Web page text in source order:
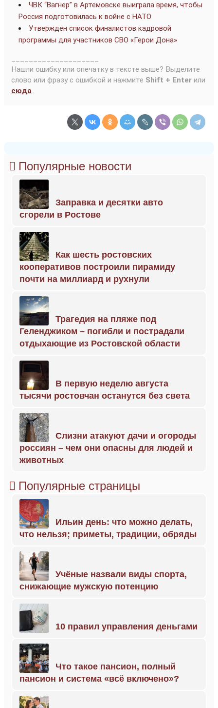
ЧВК “Вагнер” в Артемовске выиграла время, чтобы
Россия подготовилась к войне с НАТО
Утвержден список финалистов кадровой
программы для участников СВО «Герои Дона»
Нашли ошибку или опечатку в тексте выше? Выделите
слово или фразу с ошибкой и нажмите Shift + Enter или
сюда.
Популярные новости
Заправка и десятки авто
сгорели в Ростове
Как шесть ростовских
кооперативов построили пирамиду
почти на миллиард и рухнули
Трагедия на пляже под
Геленджиком – погибли и пострадали
отдыхающие из Ростовской области
В первую неделю августа
тысячи ростовчан останутся без света
Слизни атакуют дачи и огороды
россиян – чем они опасны для людей и
животных
Популярные страницы
Ильин день: что можно делать,
что нельзя; приметы, традиции, обряды
Учёные назвали виды спорта,
снижающие мужскую потенцию
10 правил управления деньгами
Что такое пансион, полный
пансион и система «всё включено»?